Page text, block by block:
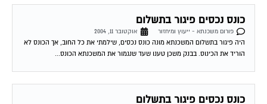
כונס נכסים פיגור בתשלום
פורום משכנתא - ייעוץ ומיחזור
אוקטובר 11, 2004
היה פיגור בתשלום המשכנתא מונה כונס נכסים, שילמתי את כל החוב, אך הכונס לא
הוריד את הכינוס. בבנק משכן טענו שעד שנגמור את המשכנתא הכונס...
כונס נכסים פיגור בתשלום
פורום משכנתא - ייעוץ ומיחזור
אוקטובר 11, 2004